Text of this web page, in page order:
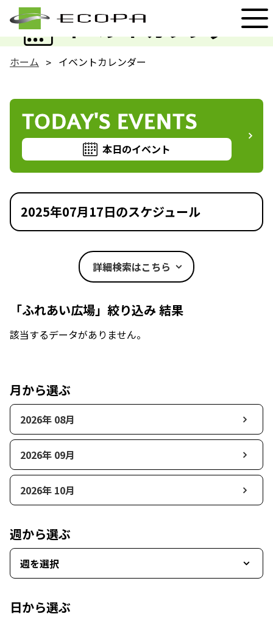
イベントカレンダー
EVENT
ホーム イベントカレンダー
TODAY'S EVENTS
本日のイベント
2025年07月17日のスケジュール
詳細検索はこちら
「ふれあい広場」絞り込み 結果
該当するデータがありません。
月から選ぶ
2026年 08月
2026年 09月
2026年 10月
週から選ぶ
週を選択
日から選ぶ